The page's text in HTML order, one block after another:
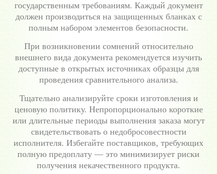
государственным требованиям. Каждый документ
должен производиться на защищенных бланках с
полным набором элементов безопасности.
При возникновении сомнений относительно
внешнего вида документа рекомендуется изучить
доступные в открытых источниках образцы для
проведения сравнительного анализа.
Тщательно анализируйте сроки изготовления и
ценовую политику. Непропорционально короткие
или длительные периоды выполнения заказа могут
свидетельствовать о недобросовестности
исполнителя. Избегайте поставщиков, требующих
полную предоплату — это минимизирует риски
получения некачественного продукта.